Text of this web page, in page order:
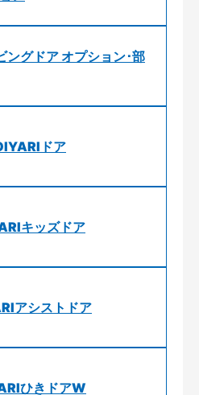
グドア オプション･部
ドア
キッズドア
アシストドア
ひきドアW